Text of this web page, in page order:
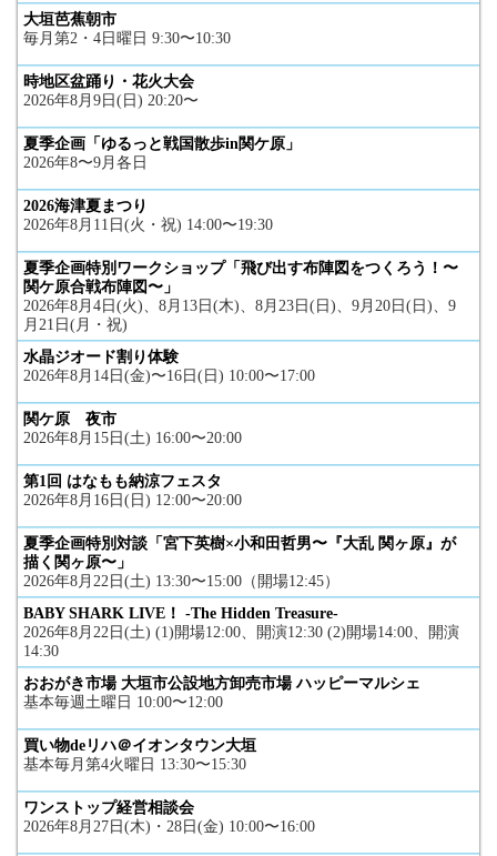
大垣芭蕉朝市
毎月第2・4日曜日 9:30〜10:30
時地区盆踊り・花火大会
2026年8月9日(日) 20:20〜
夏季企画「ゆるっと戦国散歩in関ケ原」
2026年8〜9月各日
2026海津夏まつり
2026年8月11日(火・祝) 14:00〜19:30
夏季企画特別ワークショップ「飛び出す布陣図をつくろう！〜
関ケ原合戦布陣図〜」
2026年8月4日(火)、8月13日(木)、8月23日(日)、9月20日(日)、9
月21日(月・祝)
水晶ジオード割り体験
2026年8月14日(金)〜16日(日) 10:00〜17:00
関ケ原 夜市
2026年8月15日(土) 16:00〜20:00
第1回 はなもも納涼フェスタ
2026年8月16日(日) 12:00〜20:00
夏季企画特別対談「宮下英樹×小和田哲男〜『大乱 関ヶ原』が
描く関ヶ原〜」
2026年8月22日(土) 13:30〜15:00（開場12:45）
BABY SHARK LIVE！ -The Hidden Treasure-
2026年8月22日(土) (1)開場12:00、開演12:30 (2)開場14:00、開演
14:30
おおがき市場 大垣市公設地方卸売市場 ハッピーマルシェ
基本毎週土曜日 10:00〜12:00
買い物deリハ＠イオンタウン大垣
基本毎月第4火曜日 13:30〜15:30
ワンストップ経営相談会
2026年8月27日(木)・28日(金) 10:00〜16:00